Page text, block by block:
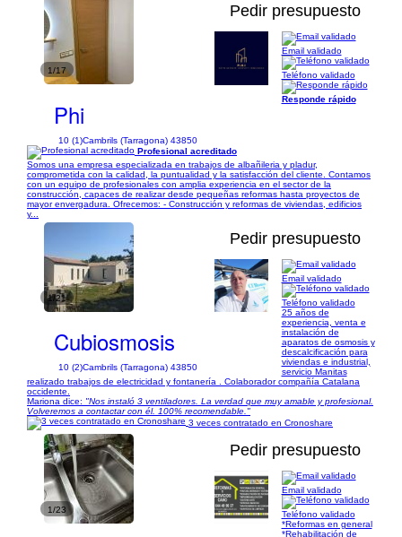
1/17
Pedir presupuesto
Phi
10 (1)Cambrils (Tarragona) 43850
Email validado
Teléfono validado
Responde rápido
Profesional acreditado
Somos una empresa especializada en trabajos de albañileria y pladur,
comprometida con la calidad, la puntualidad y la satisfacción del cliente. Contamos
con un equipo de profesionales con amplia experiencia en el sector de la
construcción, capaces de realizar desde pequeñas reformas hasta proyectos de
mayor envergadura. Ofrecemos: - Construcción y reformas de viviendas, edificios
y...
1/21
Pedir presupuesto
Cubiosmosis
10 (2)Cambrils (Tarragona) 43850
Email validado
Teléfono validado
25 años de
experiencia, venta e
instalación de
aparatos de osmosis y
descalcificación para
viviendas e industrial,
servicio Manitas
realizado trabajos de electricidad y fontanería . Colaborador compañía Catalana
occidente.
Mariona dice: "Nos instaló 3 ventiladores. La verdad que muy amable y profesional.
Volveremos a contactar con él. 100% recomendable."
3 veces contratado en Cronoshare
1/23
Pedir presupuesto
Email validado
Teléfono validado
*Reformas en general
*Rehabilitación de